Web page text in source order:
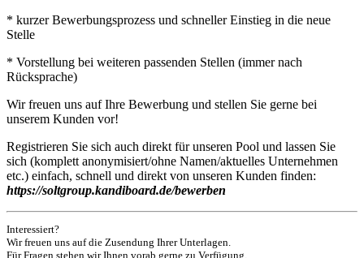
* kurzer Bewerbungsprozess und schneller Einstieg in die neue
Stelle
* Vorstellung bei weiteren passenden Stellen (immer nach
Rücksprache)
Wir freuen uns auf Ihre Bewerbung und stellen Sie gerne bei
unserem Kunden vor!
Registrieren Sie sich auch direkt für unseren Pool und lassen Sie
sich (komplett anonymisiert/ohne Namen/aktuelles Unternehmen
etc.) einfach, schnell und direkt von unseren Kunden finden:
https://soltgroup.kandiboard.de/bewerben
Interessiert?
Wir freuen uns auf die Zusendung Ihrer Unterlagen.
Für Fragen stehen wir Ihnen vorab gerne zu Verfügung.